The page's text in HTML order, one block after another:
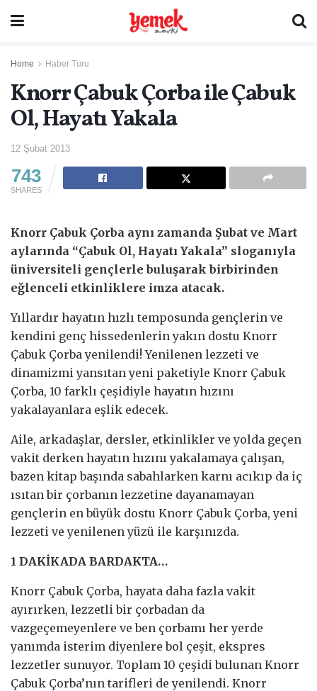
Home Haber Turu
Knorr Çabuk Çorba ile Çabuk
Ol, Hayatı Yakala
12 Şubat 2013
743
SHARES
Knorr Çabuk Çorba aynı zamanda Şubat ve Mart
aylarında “Çabuk Ol, Hayatı Yakala” sloganıyla
üniversiteli gençlerle buluşarak birbirinden
eğlenceli etkinliklere imza atacak.
Yıllardır hayatın hızlı temposunda gençlerin ve
kendini genç hissedenlerin yakın dostu Knorr
Çabuk Çorba yenilendi! Yenilenen lezzeti ve
dinamizmi yansıtan yeni paketiyle Knorr Çabuk
Çorba, 10 farklı çeşidiyle hayatın hızını
yakalayanlara eşlik edecek.
Aile, arkadaşlar, dersler, etkinlikler ve yolda geçen
vakit derken hayatın hızını yakalamaya çalışan,
bazen kitap başında sabahlarken karnı acıkıp da iç
ısıtan bir çorbanın lezzetine dayanamayan
gençlerin en büyük dostu Knorr Çabuk Çorba, yeni
lezzeti ve yenilenen yüzü ile karşınızda.
1 DAKİKADA BARDAKTA…
Knorr Çabuk Çorba, hayata daha fazla vakit
ayırırken, lezzetli bir çorbadan da
vazgeçemeyenlere ve ben çorbamı her yerde
yanımda isterim diyenlere bol çeşit, ekspres
lezzetler sunuyor. Toplam 10 çeşidi bulunan Knorr
Çabuk Çorba’nın tarifleri de yenilendi. Knorr